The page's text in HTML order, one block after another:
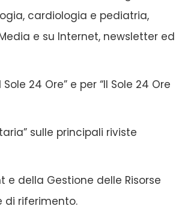
cardiologia e pediatria,
e su Internet, newsletter ed
24 Ore” e per “Il Sole 24 Ore
sulle principali riviste
della Gestione delle Risorse
di riferimento.